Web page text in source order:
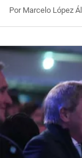
Por Marcelo López